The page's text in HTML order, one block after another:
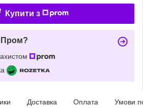
Купити з
Пром?
Доставка Оплата Умови